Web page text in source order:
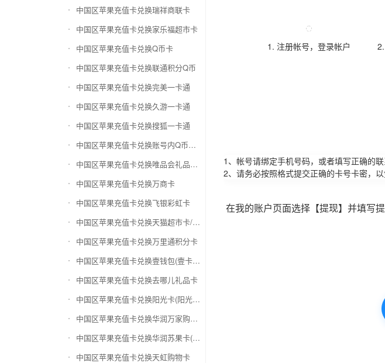
中国区苹果充值卡兑换瑞祥商联卡
中国区苹果充值卡兑换家乐福超市卡
中国区苹果充值卡兑换Q币卡
中国区苹果充值卡兑换联通积分Q币
中国区苹果充值卡兑换完美一卡通
中国区苹果充值卡兑换久游一卡通
中国区苹果充值卡兑换搜狐一卡通
中国区苹果充值卡兑换账号内Q币寄售（维护中）
中国区苹果充值卡兑换唯品会礼品卡(唯品卡)
中国区苹果充值卡兑换万商卡
中国区苹果充值卡兑换飞银彩虹卡
中国区苹果充值卡兑换天猫超市卡/享淘卡
中国区苹果充值卡兑换万里通积分卡
中国区苹果充值卡兑换壹钱包(壹卡会)
中国区苹果充值卡兑换去哪儿礼品卡
中国区苹果充值卡兑换阳光卡(阳光爱车)
中国区苹果充值卡兑换华润万家购物卡
中国区苹果充值卡兑换华润苏果卡(苏果超市卡)（维护 请暂停提交）
中国区苹果充值卡兑换天虹购物卡
1. 注册帐号，登录帐户
1、帐号请绑定手机号码，或者填写正确的
2、请务必按照格式提交正确的卡号卡密，
在我的账户页面选择【提现】并填写